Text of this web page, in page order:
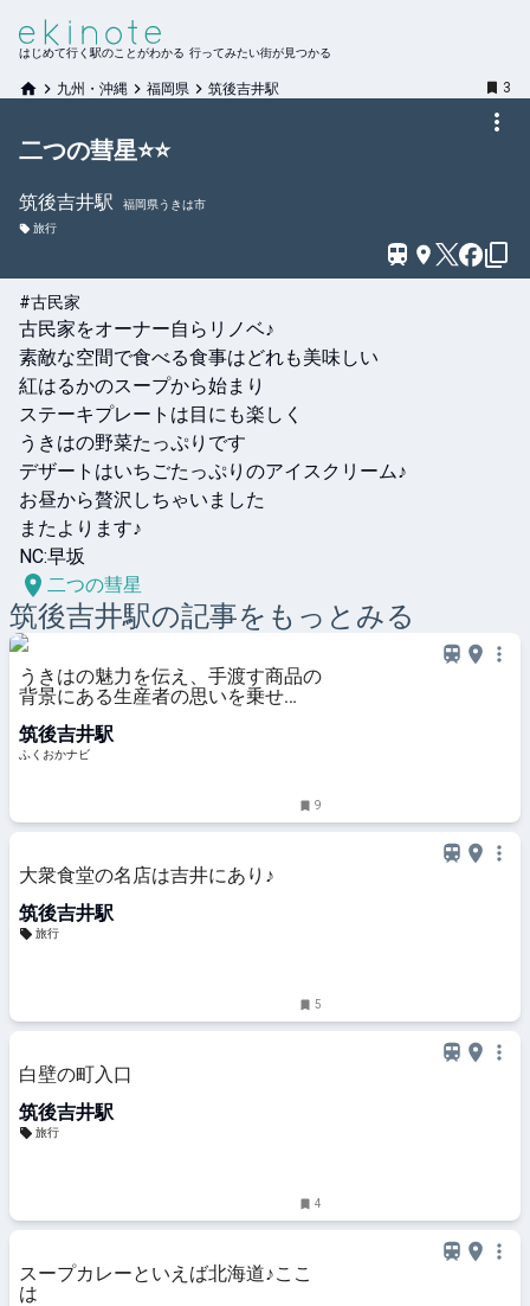
はじめて行く駅のことがわかる 行ってみたい街が見つかる
九州・沖縄 福岡県 筑後吉井駅 3
二つの彗星⭐️⭐️
筑後吉井駅
福岡県うきは市
旅行
#古民家
古民家をオーナー自らリノベ♪
素敵な空間で食べる食事はどれも美味しい
紅はるかのスープから始まり
ステーキプレートは目にも楽しく
うきはの野菜たっぷりです
デザートはいちごたっぷりのアイスクリーム♪
お昼から贅沢しちゃいました
またよります♪
NC:早坂
二つの彗星
筑後吉井駅の記事をもっとみる
うきはの魅力を伝え、手渡す商品の
背景にある生産者の思いを乗せ
筑後吉井駅
ふくおかナビ
9
大衆食堂の名店は吉井にあり♪
筑後吉井駅
旅行
5
白壁の町入口
筑後吉井駅
旅行
4
スープカレーといえば北海道♪ここ
は